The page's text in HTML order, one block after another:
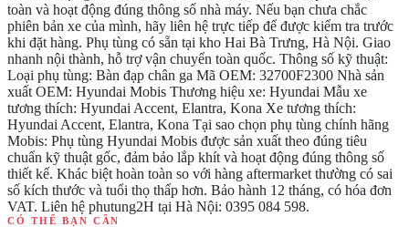
toàn và hoạt động đúng thông số nhà máy. Nếu bạn chưa chắc
phiên bản xe của mình, hãy liên hệ trực tiếp để được kiểm tra trước
khi đặt hàng. Phụ tùng có sẵn tại kho Hai Bà Trưng, Hà Nội. Giao
nhanh nội thành, hỗ trợ vận chuyển toàn quốc. Thông số kỹ thuật:
Loại phụ tùng: Bàn đạp chân ga Mã OEM: 32700F2300 Nhà sản
xuất OEM: Hyundai Mobis Thương hiệu xe: Hyundai Mẫu xe
tương thích: Hyundai Accent, Elantra, Kona Xe tương thích:
Hyundai Accent, Elantra, Kona Tại sao chọn phụ tùng chính hãng
Mobis: Phụ tùng Hyundai Mobis được sản xuất theo đúng tiêu
chuẩn kỹ thuật gốc, đảm bảo lắp khít và hoạt động đúng thông số
thiết kế. Khác biệt hoàn toàn so với hàng aftermarket thường có sai
số kích thước và tuổi thọ thấp hơn. Bảo hành 12 tháng, có hóa đơn
VAT. Liên hệ phutung2H tại Hà Nội: 0395 084 598.
CÓ THỂ BẠN CẦN